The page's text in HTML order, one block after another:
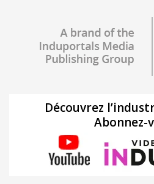
Découvrez
Abonnez-